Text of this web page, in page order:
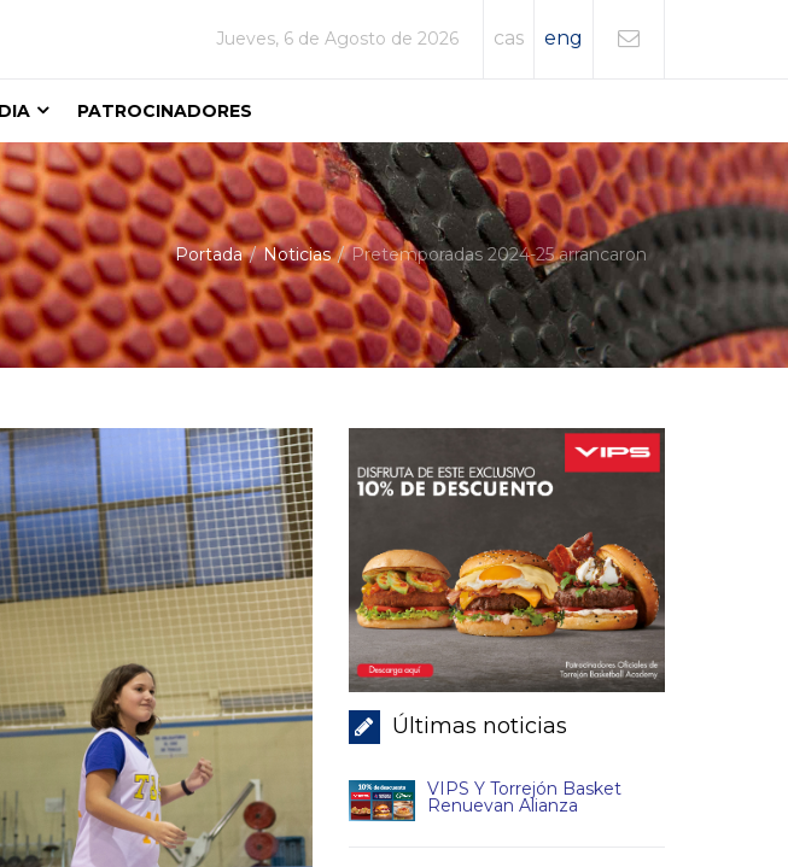
Jueves, 6 de Agosto de 2026 cas eng
PATROCINADORES
Portada Noticias Pretemporadas 2024-25 arrancaron
Últimas noticias
VIPS Y Torrejón Basket
Renuevan Alianza